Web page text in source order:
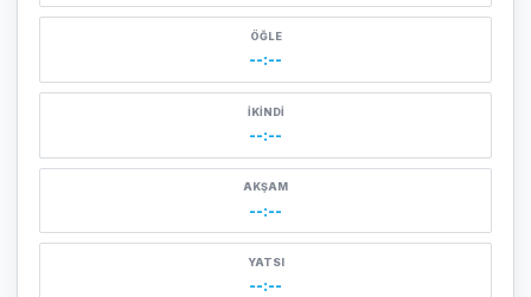
ÖĞLE
--:--
İKINDI
--:--
AKŞAM
--:--
YATSI
--:--